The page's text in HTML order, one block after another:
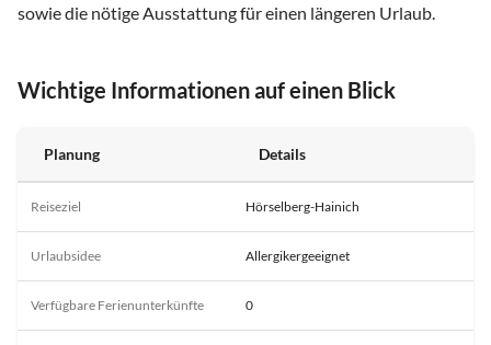
sowie die nötige Ausstattung für einen längeren Urlaub.
Wichtige Informationen auf einen Blick
Planung Details
Reiseziel Hörselberg-Hainich
Urlaubsidee Allergikergeeignet
Verfügbare Ferienunterkünfte 0